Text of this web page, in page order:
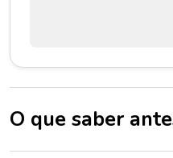
O que saber